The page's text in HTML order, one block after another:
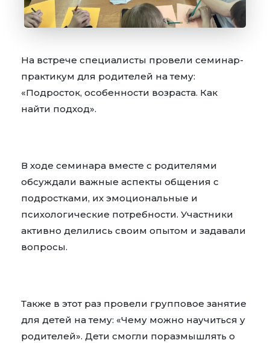
На встрече специалисты провели семинар-
практикум для родителей на тему:
«Подросток, особенности возраста. Как
найти подход».
В ходе семинара вместе с родителями
обсуждали важные аспекты общения с
подростками, их эмоциональные и
психологические потребности. Участники
активно делились своим опытом и задавали
вопросы.
Также в этот раз провели групповое занятие
для детей на тему: «Чему можно научиться у
родителей». Дети смогли поразмышлять о